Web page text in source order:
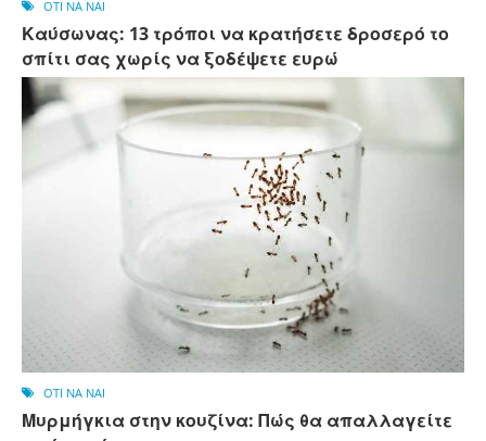
OTI NA NAI
Καύσωνας: 13 τρόποι να κρατήσετε δροσερό το
σπίτι σας χωρίς να ξοδέψετε ευρώ
OTI NA NAI
Μυρμήγκια στην κουζίνα: Πώς θα απαλλαγείτε